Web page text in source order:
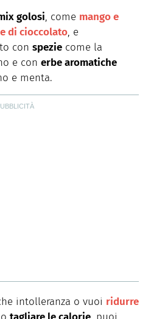
golosi, come mango e
di cioccolato, e
con spezie come la
e con erbe aromatiche
e menta.
intolleranza o vuoi ridurre